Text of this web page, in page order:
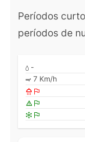
Períodos
períodos de
-
7 Km/h